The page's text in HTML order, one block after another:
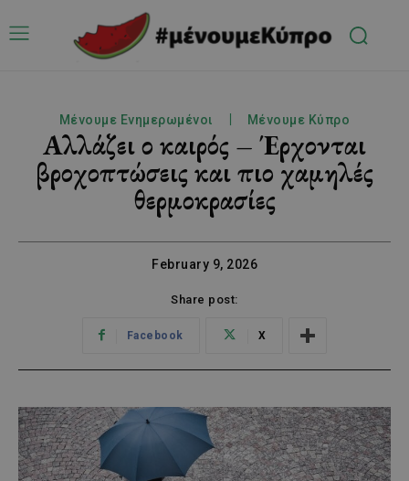
Μένουμε Ενημερωμένοι Μένουμε Κύπρο
Αλλάζει ο καιρός – Έρχονται
βροχοπτώσεις και πιο χαμηλές
θερμοκρασίες
February 9, 2026
Share post:
Facebook X